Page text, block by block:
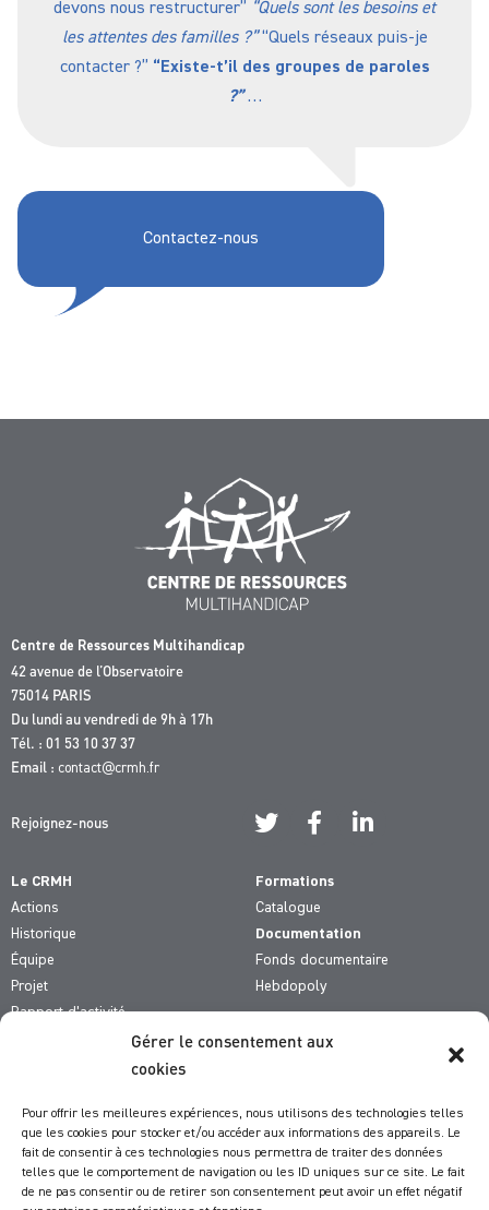
Gérer le consentement aux
cookies
Pour offrir les meilleures expériences, nous utilisons des technologies telles
que les cookies pour stocker et/ou accéder aux informations des appareils. Le
fait de consentir à ces technologies nous permettra de traiter des données
telles que le comportement de navigation ou les ID uniques sur ce site. Le fait
de ne pas consentir ou de retirer son consentement peut avoir un effet négatif
devons nous restructurer” “Quels sont les besoins et
les attentes des familles ?”“Quels réseaux puis-je
contacter ?” “Existe-t’il des groupes de paroles
?”…
Contactez-nous
Centre de Ressources Multihandicap
42 avenue de l’Observatoire
75014 PARIS
Du lundi au vendredi de 9h à 17h
Tél. : 01 53 10 37 37
Email : contact@crmh.fr
Rejoignez-nous
Le CRMH
Actions
Historique
Équipe
Projet
Rapport d’activité
De qui parle-t-on ?
Comment vous aider ?
Formations
Catalogue
Documentation
Fonds documentaire
Hebdopoly
Formations